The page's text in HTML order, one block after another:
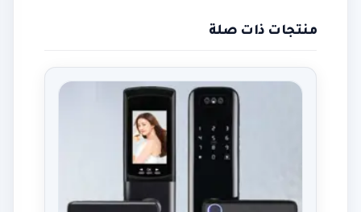
منتجات ذات صلة